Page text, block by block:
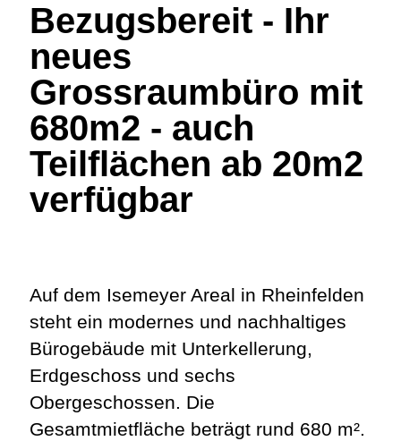
Bezugsbereit - Ihr
neues
Grossraumbüro mit
680m2 - auch
Teilflächen ab 20m2
verfügbar
Auf dem Isemeyer Areal in Rheinfelden
steht ein modernes und nachhaltiges
Bürogebäude mit Unterkellerung,
Erdgeschoss und sechs
Obergeschossen. Die
Gesamtmietfläche beträgt rund 680 m².